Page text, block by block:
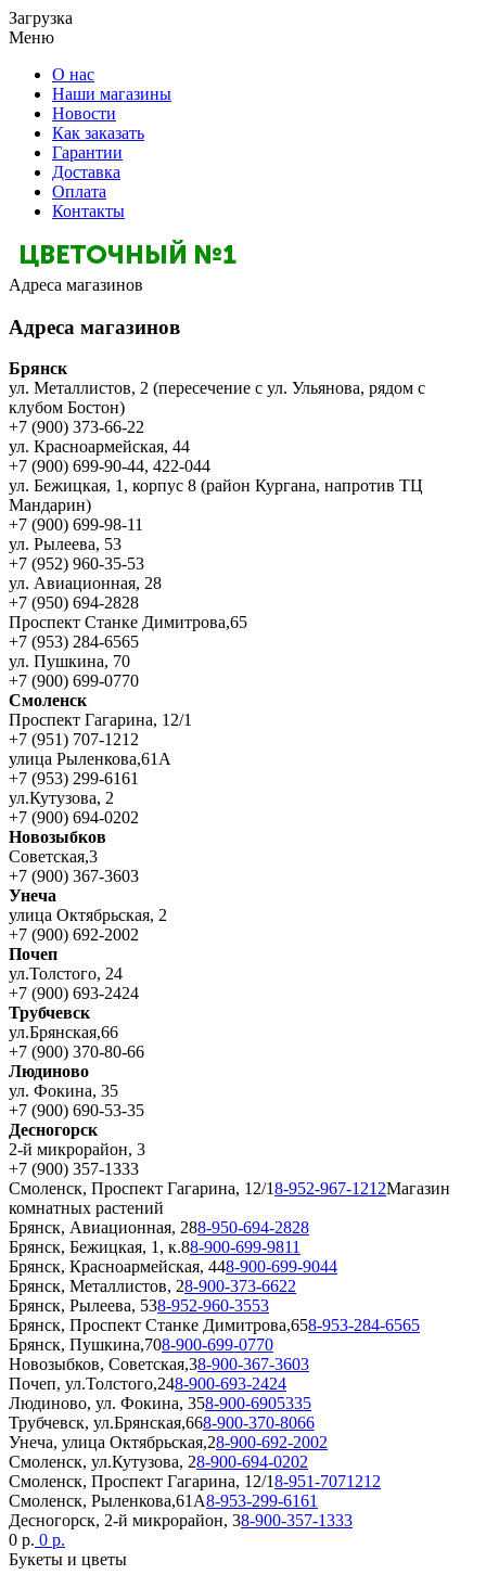
Загрузка
Меню
О нас
Наши магазины
Новости
Как заказать
Гарантии
Доставка
Оплата
Контакты
Адреса магазинов
Адреса магазинов
Брянск
ул. Металлистов, 2 (пересечение с ул. Ульянова, рядом с
клубом Бостон)
+7 (900) 373-66-22
ул. Красноармейская, 44
+7 (900) 699-90-44, 422-044
ул. Бежицкая, 1, корпус 8 (район Кургана, напротив ТЦ
Мандарин)
+7 (900) 699-98-11
ул. Рылеева, 53
+7 (952) 960-35-53
ул. Авиационная, 28
+7 (950) 694-2828
Проспект Станке Димитрова,65
+7 (953) 284-6565
ул. Пушкина, 70
+7 (900) 699-0770
Смоленск
Проспект Гагарина, 12/1
+7 (951) 707-1212
улица Рыленкова,61А
+7 (953) 299-6161
ул.Кутузова, 2
+7 (900) 694-0202
Новозыбков
Советская,3
+7 (900) 367-3603
Унеча
улица Октябрьская, 2
+7 (900) 692-2002
Почеп
ул.Толстого, 24
+7 (900) 693-2424
Трубчевск
ул.Брянская,66
+7 (900) 370-80-66
Людиново
ул. Фокина, 35
+7 (900) 690-53-35
Десногорск
2-й микрорайон, 3
+7 (900) 357-1333
Смоленск, Проспект Гагарина, 12/18-952-967-1212Магазин
комнатных растений
Брянск, Авиационная, 288-950-694-2828
Брянск, Бежицкая, 1, к.88-900-699-9811
Брянск, Красноармейская, 448-900-699-9044
Брянск, Металлистов, 28-900-373-6622
Брянск, Рылеева, 538-952-960-3553
Брянск, Проспект Станке Димитрова,658-953-284-6565
Брянск, Пушкина,708-900-699-0770
Новозыбков, Советская,38-900-367-3603
Почеп, ул.Толстого,248-900-693-2424
Людиново, ул. Фокина, 358-900-6905335
Трубчевск, ул.Брянская,668-900-370-8066
Унеча, улица Октябрьская,28-900-692-2002
Смоленск, ул.Кутузова, 28-900-694-0202
Смоленск, Проспект Гагарина, 12/18-951-7071212
Смоленск, Рыленкова,61А8-953-299-6161
Десногорск, 2-й микрорайон, 38-900-357-1333
0 р. 0 р.
Букеты и цветы